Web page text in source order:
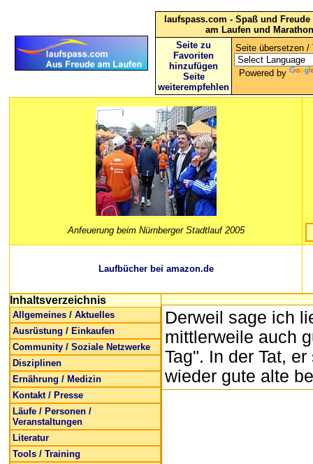
laufspass.com - Spaß und
am Laufen und Marathon
Seite zu
Favoriten
hinzufügen
Seite
weiterempfehlen
Seite übersetzen /
Powered by
Anfeuerung beim Nürnberger Stadtlauf 2005
Laufbücher bei amazon.de
Inhaltsverzeichnis
Allgemeines / Aktuelles
Ausrüstung / Einkaufen
Community / Soziale Netzwerke
Disziplinen
Ernährung / Medizin
Kontakt / Presse
Läufe / Personen /
Veranstaltungen
Literatur
Tools / Training
Derweil sage ich
mittlerweile auch
Tag". In der Tat,
wieder gute alte